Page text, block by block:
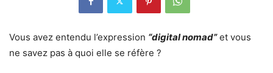
Vous avez entendu l’expression “digital nomad”et vous
ne savez pas à quoi elle se réfère ?